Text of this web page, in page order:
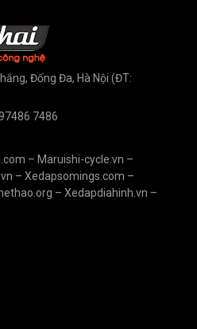
Đống Đa, Hà Nội (ĐT:
7486
– Maruishi-cycle.vn –
– Xedapsomings.com –
– Xedapdiahinh.vn –